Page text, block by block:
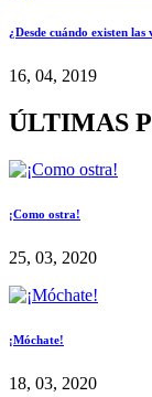
¿Desde cuándo existen las
16, 04, 2019
ÚLTIMAS
¡Como ostra!
25, 03, 2020
¡Móchate!
18, 03, 2020